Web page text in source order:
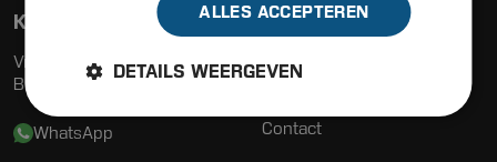
Klantenservice
Vraag & contact
Bezorgen & leveren
WhatsApp
Menu
Assortiment
Contact
ALLES ACCEPTEREN
DETAILS WEERGEVEN